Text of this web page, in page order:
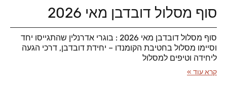
סוף מסלול דובדבן מאי 2026
סוף מסלול דובדבן מאי 2026 : בוגרי אדרנלין שהתגייסו יחד
וסיימו מסלול בחטיבת הקומנדו – יחידת דובדבן, דרכי הגעה
ליחידה וטיפים למסלול
קרא עוד »